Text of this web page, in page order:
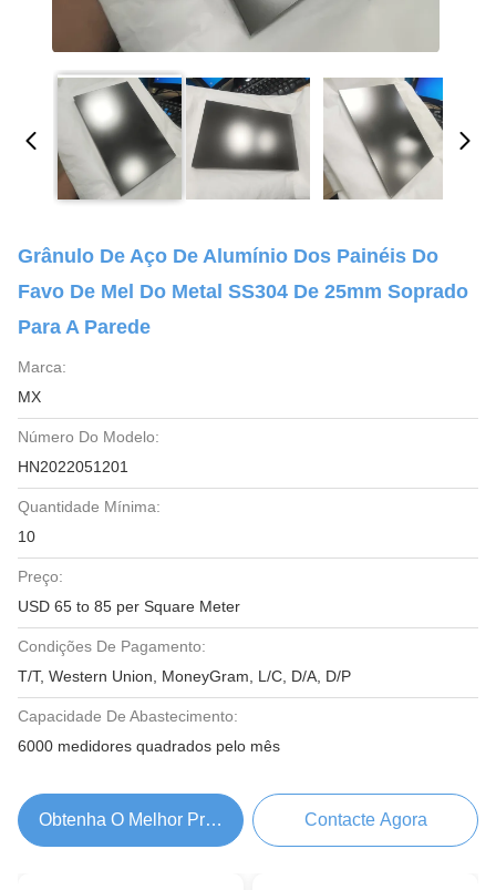
Grânulo De Aço De Alumínio Dos Painéis Do
Favo De Mel Do Metal SS304 De 25mm Soprado
Para A Parede
Marca:
MX
Número Do Modelo:
HN2022051201
Quantidade Mínima:
10
Preço:
USD 65 to 85 per Square Meter
Condições De Pagamento:
T/T, Western Union, MoneyGram, L/C, D/A, D/P
Capacidade De Abastecimento:
6000 medidores quadrados pelo mês
Obtenha O Melhor Preço Contacte Agora